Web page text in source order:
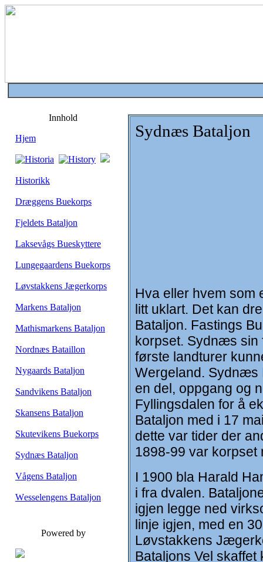
Innhold
Hjem
Historikk
Dræggens Buekorps
Fjeldets Bataljon
Laksevågs Bueskyttere
Lungegaardens Buekorps
Løvstakkens Jægerkorps
Markens Bataljon
Mathismarkens Bataljon
Nordnæs Bataillon
Nygaards Bataljon
Sandvikens Bataljon
Skansens Bataljon
Skutevikens Buekorps
Sydnæs Bataljon
Vågens Bataljon
Wesselengens Bataljon
Powered by
Sydnæs Bataljon
Hva eller hvem som
litt uklart. Det kan
Bataljon. Fastings
korpset. Sydnæs sin
første landturer
Wergeland. Sydnæs
en del, oppgang og
Fyllingsdalen for å
Bataljon med i 17
dette var tider der
1898-99 var korpset
I 1900 bla Harald
i fra dvalen.
igjen legge ned
linje igjen, med en
Løvstakkens
Bataljons Vel